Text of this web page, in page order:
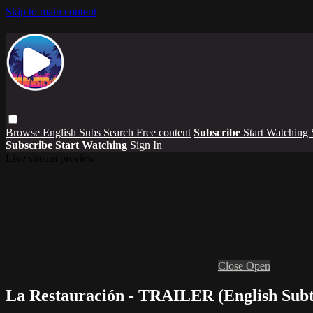
Skip to main content
Browse English Subs Search Free content Subscribe Start Watching
Subscribe Start Watching Sign In
Close Open
La Restauración - TRAILER (English